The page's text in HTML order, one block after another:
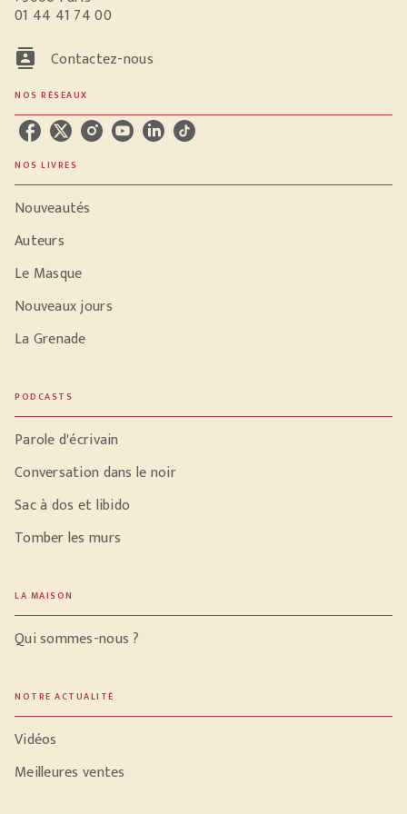
01 44 41 74 00
contacts Contactez-nous
NOS RÉSEAUX
NOS LIVRES
Nouveautés
Auteurs
Le Masque
Nouveaux jours
La Grenade
PODCASTS
Parole d'écrivain
Conversation dans le noir
Sac à dos et libido
Tomber les murs
LA MAISON
Qui sommes-nous ?
NOTRE ACTUALITÉ
Vidéos
Meilleures ventes